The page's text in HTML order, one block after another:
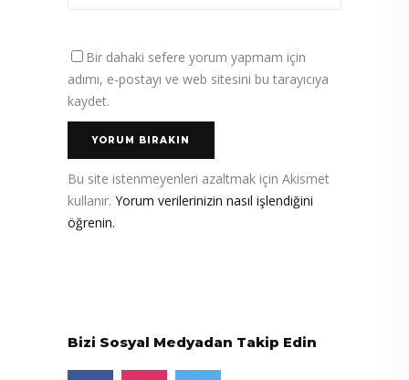
Bir dahaki sefere yorum yapmam için
adımı, e-postayı ve web sitesini bu tarayıcıya
kaydet.
Bu site istenmeyenleri azaltmak için Akismet
kullanır. Yorum verilerinizin nasıl işlendiğini
öğrenin.
Bizi Sosyal Medyadan Takip Edin